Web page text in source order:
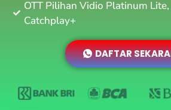
OTT Pilihan Vidio Platinum
Catchplay+
DAFTAR